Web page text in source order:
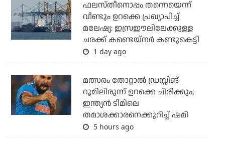
ഫലസ്തീനൊപ്പം തന്നെയെന്ന്
വീണ്ടും ഉറക്കെ പ്രഖ്യാപിച്ച്
മലേഷ്യ: ഇസ്രഈലിലേക്കുള്ള
ചരക്ക് കണ്ടെയ്‌നര്‍ കണ്ടുകെട്ടി
1 day ago
മത്സരം തോറ്റാല്‍ ഡ്രസ്സിങ്
റൂമിലിരുന്ന് ഉറക്കെ ചിരിക്കും;
ഇന്ത്യന്‍ ടീമിലെ
തമാശക്കാരനെക്കുറിച്ച് ഷമി
5 hours ago